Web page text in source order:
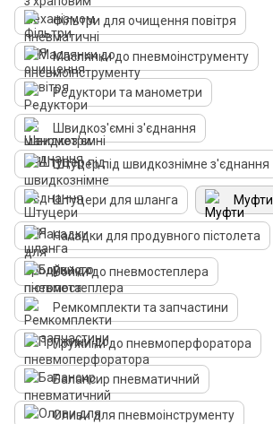
Фільтри для очищення повітря
Маслянки до пневмоінструменту
Редуктори та манометри
Швидкоз'ємні з'єднання
Штуцер під швидкознімне з'єднання
Штуцери для шланга Муфти
Насадки для продувного пістолета
Бойки до пневмостеплера
Ремкомплекти та запчастини
Пружини до пневмоперфоратора
Балансир пневматичний
Оливи для пневмоінструменту